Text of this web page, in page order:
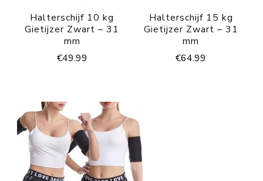
Halterschijf 10 kg
Gietijzer Zwart – 31
mm
€49.99
Halterschijf 15 kg
Gietijzer Zwart – 31
mm
€64.99